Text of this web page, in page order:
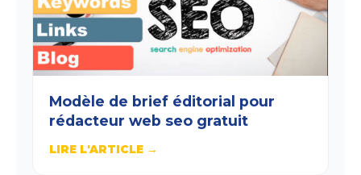
Modèle de brief éditorial pour
rédacteur web seo gratuit
LIRE L'ARTICLE →